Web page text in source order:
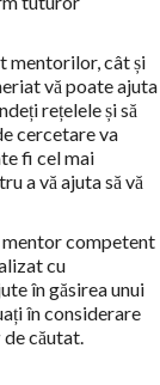
mentorilor, cât și
vă poate ajuta
rețelele și să
cercetare va
fi cel mai
a vă ajuta să vă
mentor competent
cu
în găsirea unui
în considerare
de căutat.